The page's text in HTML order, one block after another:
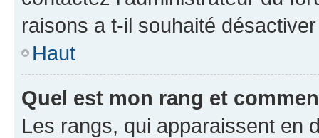
raisons a t-il souhaité
Haut
Quel est mon rang et
Les rangs, qui apparaissent en